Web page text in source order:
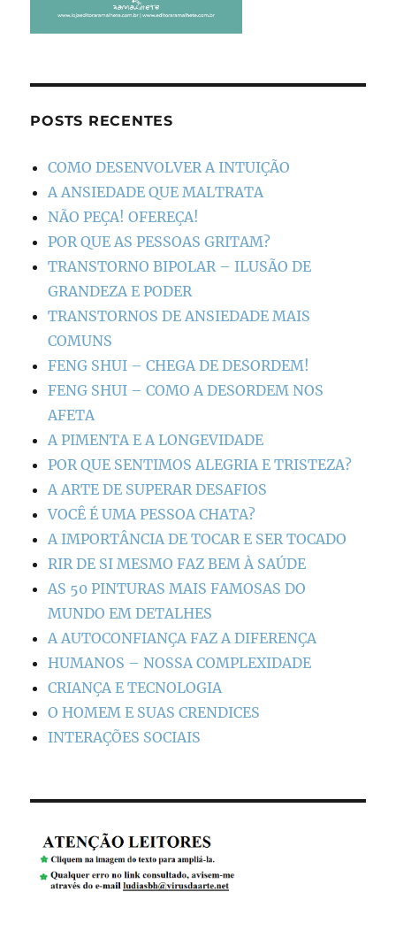
POSTS RECENTES
COMO DESENVOLVER A INTUIÇÃO
A ANSIEDADE QUE MALTRATA
NÃO PEÇA! OFEREÇA!
POR QUE AS PESSOAS GRITAM?
TRANSTORNO BIPOLAR – ILUSÃO DE
GRANDEZA E PODER
TRANSTORNOS DE ANSIEDADE MAIS
COMUNS
FENG SHUI – CHEGA DE DESORDEM!
FENG SHUI – COMO A DESORDEM NOS
AFETA
A PIMENTA E A LONGEVIDADE
POR QUE SENTIMOS ALEGRIA E TRISTEZA?
A ARTE DE SUPERAR DESAFIOS
VOCÊ É UMA PESSOA CHATA?
A IMPORTÂNCIA DE TOCAR E SER TOCADO
RIR DE SI MESMO FAZ BEM À SAÚDE
AS 50 PINTURAS MAIS FAMOSAS DO
MUNDO EM DETALHES
A AUTOCONFIANÇA FAZ A DIFERENÇA
HUMANOS – NOSSA COMPLEXIDADE
CRIANÇA E TECNOLOGIA
O HOMEM E SUAS CRENDICES
INTERAÇÕES SOCIAIS